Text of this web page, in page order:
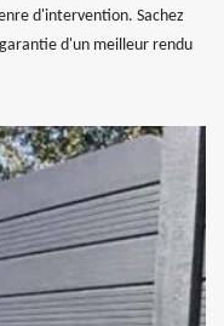
d'intervention. Sachez
d'un meilleur rendu